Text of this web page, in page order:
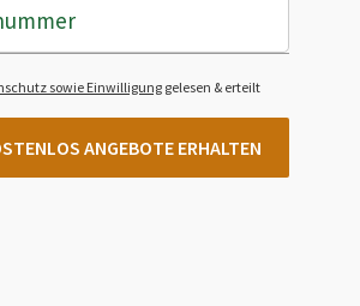
sowie Einwilligung gelesen & erteilt
ANGEBOTE ERHALTEN